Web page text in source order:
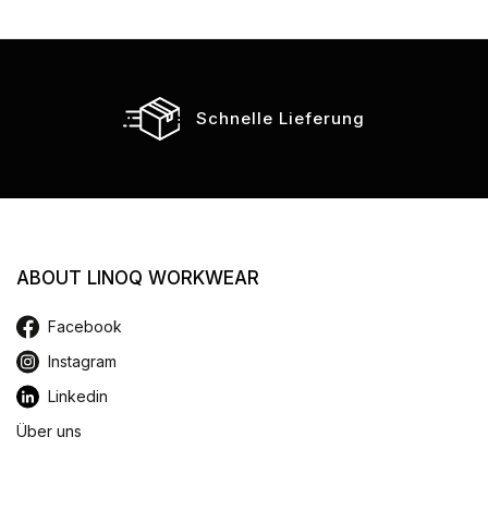
Schnelle Lieferung
ABOUT LINOQ WORKWEAR
Facebook
Instagram
Linkedin
Über uns